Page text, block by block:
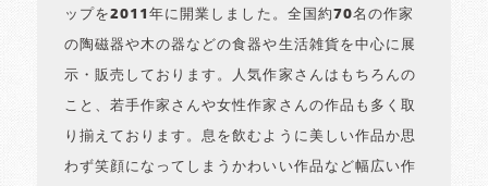
ップを2011年に開業しました。全国約70名の作家
の陶磁器や木の器などの食器や生活雑貨を中心に展
示・販売しております。人気作家さんはもちろんの
こと、若手作家さんや女性作家さんの作品も多く取
り揃えております。息を飲むように美しい作品か思
わず笑顔になってしまうかわいい作品など幅広い作